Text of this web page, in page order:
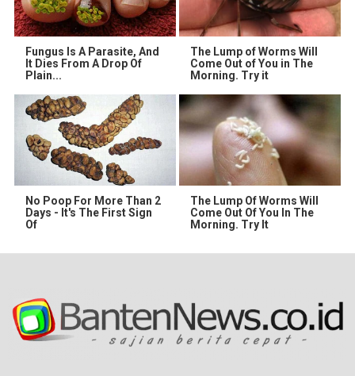
Fungus Is A Parasite, And
It Dies From A Drop Of
Plain...
The Lump of Worms Will
Come Out of You in The
Morning. Try it
No Poop For More Than 2
Days - It's The First Sign
Of
The Lump Of Worms Will
Come Out Of You In The
Morning. Try It